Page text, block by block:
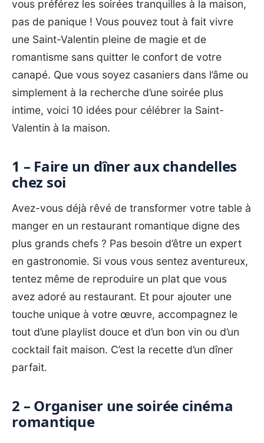
vous préférez les soirées tranquilles à la maison,
pas de panique ! Vous pouvez tout à fait vivre
une Saint-Valentin pleine de magie et de
romantisme sans quitter le confort de votre
canapé. Que vous soyez casaniers dans l’âme ou
simplement à la recherche d’une soirée plus
intime, voici 10 idées pour célébrer la Saint-
Valentin à la maison.
1 – Faire un dîner aux chandelles
chez soi
Avez-vous déjà rêvé de transformer votre table à
manger en un restaurant romantique digne des
plus grands chefs ? Pas besoin d’être un expert
en gastronomie. Si vous vous sentez aventureux,
tentez même de reproduire un plat que vous
avez adoré au restaurant. Et pour ajouter une
touche unique à votre œuvre, accompagnez le
tout d’une playlist douce et d’un bon vin ou d’un
cocktail fait maison. C’est la recette d’un dîner
parfait.
2 – Organiser une soirée cinéma
romantique